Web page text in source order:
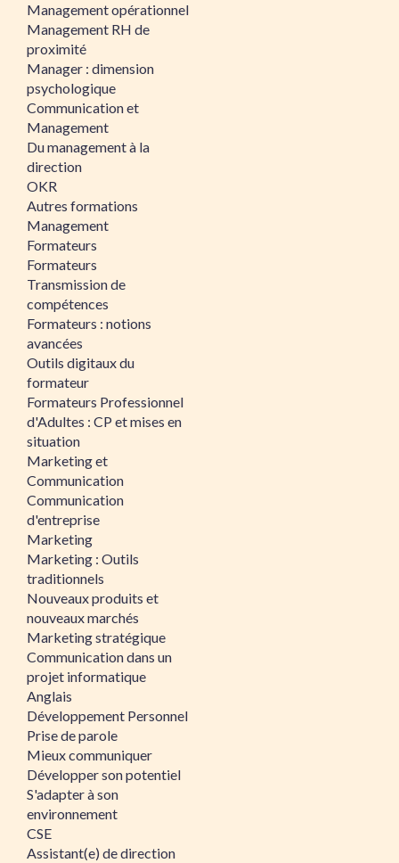
Management opérationnel
Management RH de
proximité
Manager : dimension
psychologique
Communication et
Management
Du management à la
direction
OKR
Autres formations
Management
Formateurs
Formateurs
Transmission de
compétences
Formateurs : notions
avancées
Outils digitaux du
formateur
Formateurs Professionnel
d'Adultes : CP et mises en
situation
Marketing et
Communication
Communication
d'entreprise
Marketing
Marketing : Outils
traditionnels
Nouveaux produits et
nouveaux marchés
Marketing stratégique
Communication dans un
projet informatique
Anglais
Développement Personnel
Prise de parole
Mieux communiquer
Développer son potentiel
S'adapter à son
environnement
CSE
Assistant(e) de direction